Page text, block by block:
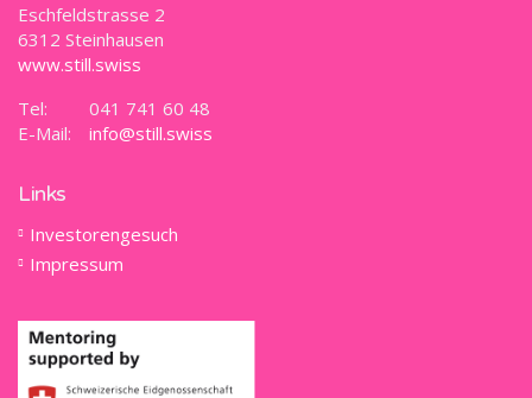
Eschfeldstrasse 2
6312 Steinhausen
www.still.swiss
Tel:
041 741 60 48
E-Mail:
info@still.swiss
Links
Investorengesuch
Impressum